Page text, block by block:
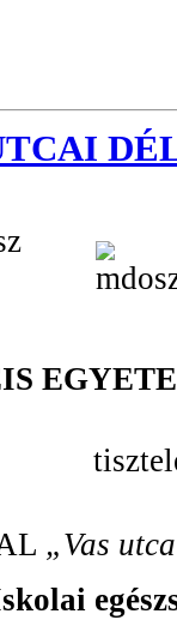
„Vas